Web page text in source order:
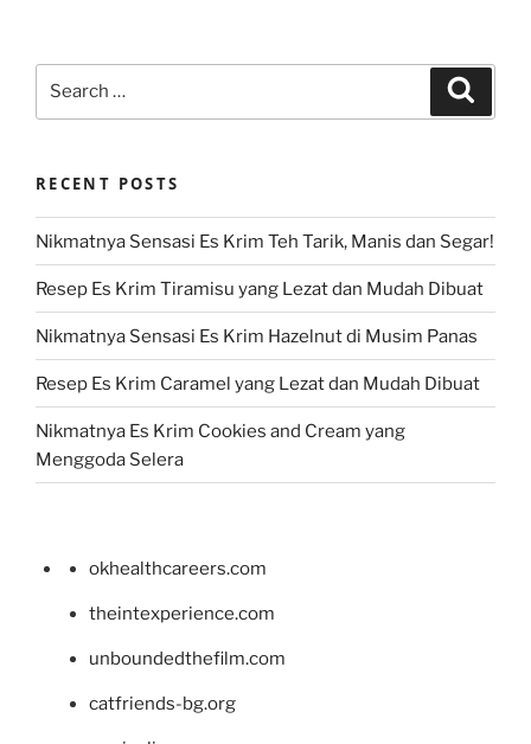
RECENT POSTS
Nikmatnya Sensasi Es Krim Teh Tarik, Manis dan Segar!
Resep Es Krim Tiramisu yang Lezat dan Mudah Dibuat
Nikmatnya Sensasi Es Krim Hazelnut di Musim Panas
Resep Es Krim Caramel yang Lezat dan Mudah Dibuat
Nikmatnya Es Krim Cookies and Cream yang
Menggoda Selera
okhealthcareers.com
theintexperience.com
unboundedthefilm.com
catfriends-bg.org